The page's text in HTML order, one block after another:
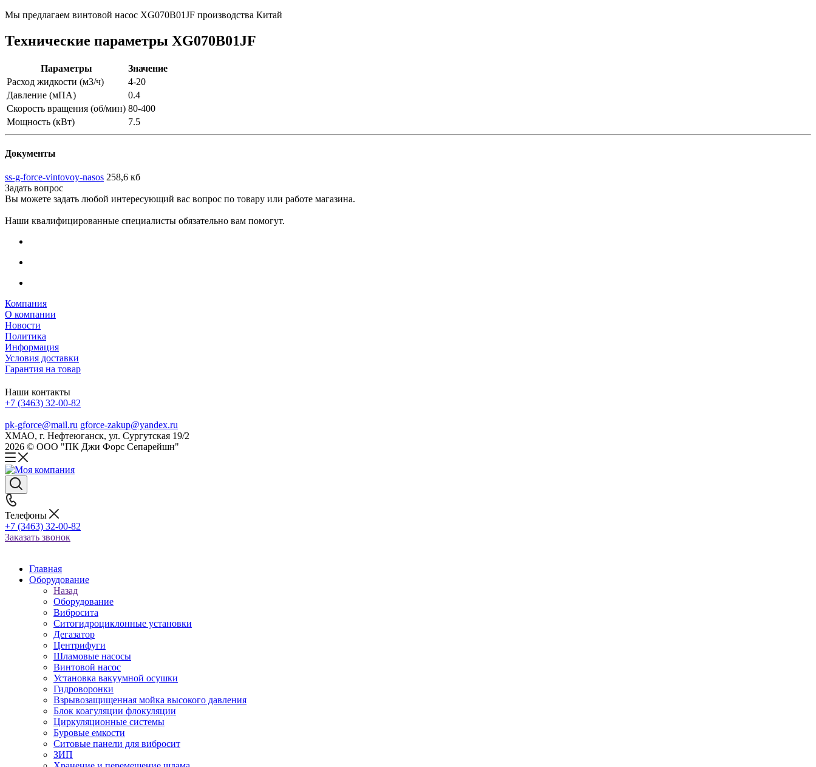
Мы предлагаем винтовой насос XG070B01JF производства Китай
Технические параметры XG070B01JF
Параметры
Значение
Расход жидкости (м3/ч)
4-20
Давление (мПА)
0.4
Скорость вращения (об/мин) 80-400
Мощность (кВт)
7.5
Документы
ss-g-force-vintovoy-nasos 258,6 кб
Задать вопрос
Вы можете задать любой интересующий вас вопрос по товару или работе магазина.
Наши квалифицированные специалисты обязательно вам помогут.
Компания
О компании
Новости
Политика
Информация
Условия доставки
Гарантия на товар
Наши контакты
+7 (3463) 32-00-82
pk-gforce@mail.ru gforce-zakup@yandex.ru
ХМАО, г. Нефтеюганск, ул. Сургутская 19/2
2026 © ООО "ПК Джи Форс Сепарейшн"
Телефоны
+7 (3463) 32-00-82
Заказать звонок
Главная
Оборудование
Назад
Оборудование
Вибросита
Ситогидроциклонные установки
Дегазатор
Центрифуги
Шламовые насосы
Винтовой насос
Установка вакуумной осушки
Гидроворонки
Взрывозащищенная мойка высокого давления
Блок коагуляции флокуляции
Циркуляционные системы
Буровые емкости
Ситовые панели для вибросит
ЗИП